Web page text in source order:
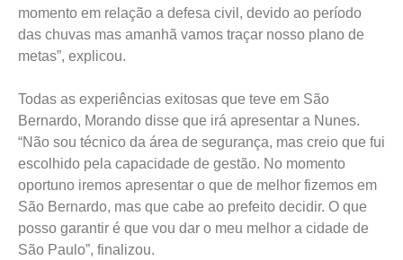
momento em relação a defesa civil, devido ao período
das chuvas mas amanhã vamos traçar nosso plano de
metas”, explicou.
Todas as experiências exitosas que teve em São
Bernardo, Morando disse que irá apresentar a Nunes.
“Não sou técnico da área de segurança, mas creio que fui
escolhido pela capacidade de gestão. No momento
oportuno iremos apresentar o que de melhor fizemos em
São Bernardo, mas que cabe ao prefeito decidir. O que
posso garantir é que vou dar o meu melhor a cidade de
São Paulo”, finalizou.